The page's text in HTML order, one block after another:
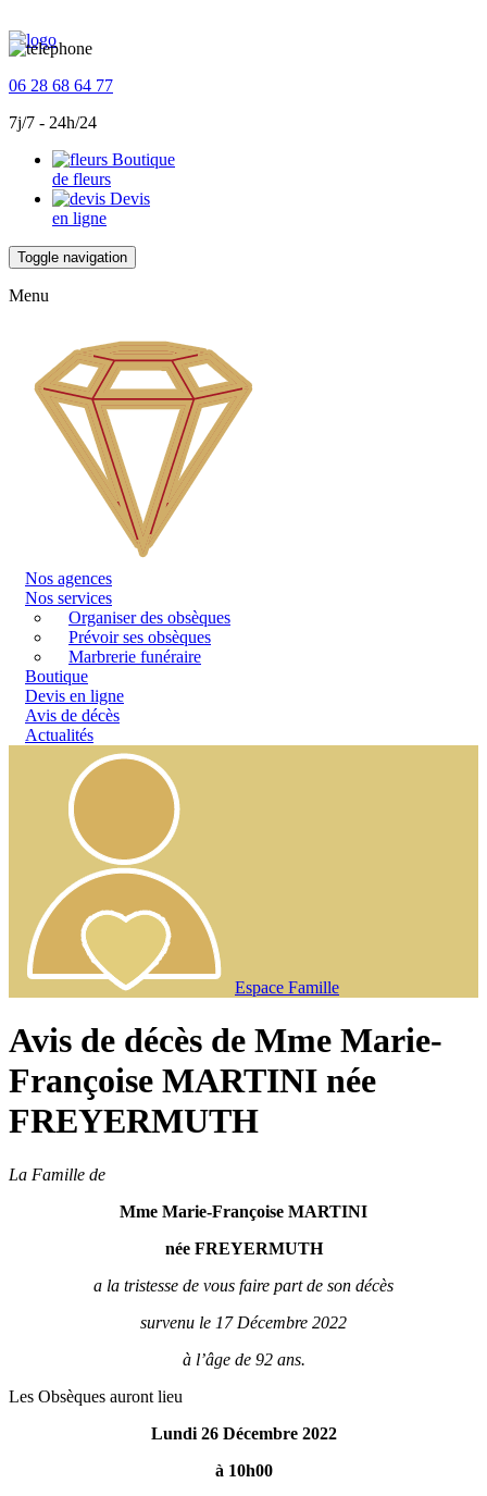
06 28 68 64 77
7j/7 - 24h/24
Boutique
de fleurs
Devis
en ligne
Toggle navigation
Menu
Nos agences
Nos services
Organiser des obsèques
Prévoir ses obsèques
Marbrerie funéraire
Boutique
Devis en ligne
Avis de décès
Actualités
Espace Famille
Avis de décès de Mme Marie-
Françoise MARTINI née
FREYERMUTH
La Famille de
Mme Marie-Françoise MARTINI
née FREYERMUTH
a la tristesse de vous faire part de son décès
survenu le 17 Décembre 2022
à l’âge de 92 ans.
Les Obsèques auront lieu
Lundi 26 Décembre 2022
à 10h00